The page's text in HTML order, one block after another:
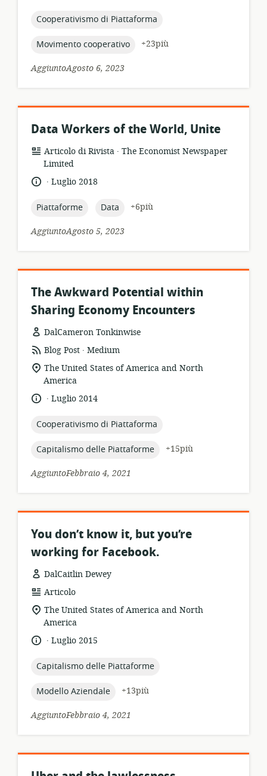
pubblicazione:
topic:
Cooperativismo di Piattaforma
topic:
Movimento cooperativo
+23più
AggiuntoAgosto 6, 2023
Data Workers of the World, Unite
formato
della
risorsa:
Articolo di Rivista .
publisher:
The Economist Newspaper
Limited
lingua:
.
data
pubblicazione:
Luglio 2018
topic:
Piattaforme topic:
Data
+6più
AggiuntoAgosto 5, 2023
The Awkward Potential within
Sharing Economy Encounters
DalCameron Tonkinwise
formato
della
risorsa:
Blog Post .
publisher:
Medium
località
di
pertinenza:
The United States of America and North
America
lingua:
.
data
pubblicazione:
Luglio 2014
topic:
Cooperativismo di Piattaforma
topic:
Capitalismo delle Piattaforme
+15più
AggiuntoFebbraio 4, 2021
You don’t know it, but you’re
working for Facebook.
DalCaitlin Dewey
formato
della
risorsa:
Articolo
località
di
pertinenza:
The United States of America and North
America
lingua:
.
data
pubblicazione:
Luglio 2015
topic:
Capitalismo delle Piattaforme
topic:
Modello Aziendale
+13più
AggiuntoFebbraio 4, 2021